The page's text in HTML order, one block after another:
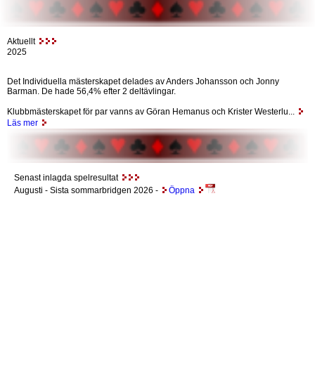
Aktuellt
2025
Det Individuella mästerskapet delades av Anders Johansson och Jonny
Barman. De hade 56,4% efter 2 deltävlingar.
Klubbmästerskapet för par vanns av Göran Hemanus och Krister Westerlu...
Läs mer
Senast inlagda spelresultat
Augusti - Sista sommarbridgen 2026 - Öppna